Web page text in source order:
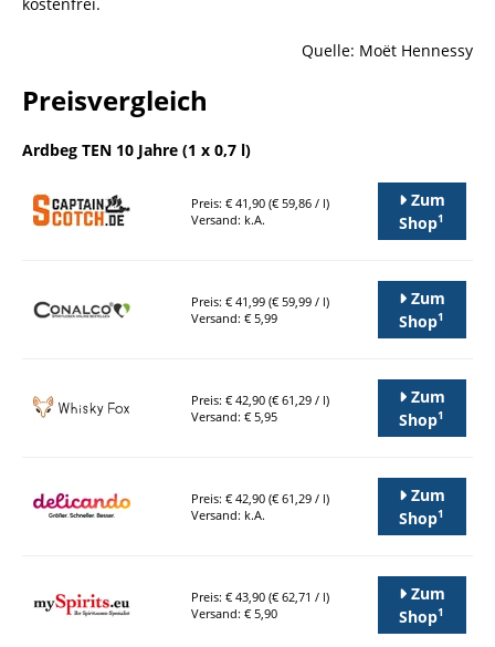
kostenfrei.
Quelle: Moët Hennessy
Preisvergleich
Ardbeg TEN 10 Jahre (1 x 0,7 l)
Preis: € 41,90 (€ 59,86 / l)
Versand: k.A.
Zum
Shop1
Preis: € 41,99 (€ 59,99 / l)
Versand: € 5,99
Zum
Shop1
Preis: € 42,90 (€ 61,29 / l)
Versand: € 5,95
Zum
Shop1
Preis: € 42,90 (€ 61,29 / l)
Versand: k.A.
Zum
Shop1
Preis: € 43,90 (€ 62,71 / l)
Versand: € 5,90
Zum
Shop1